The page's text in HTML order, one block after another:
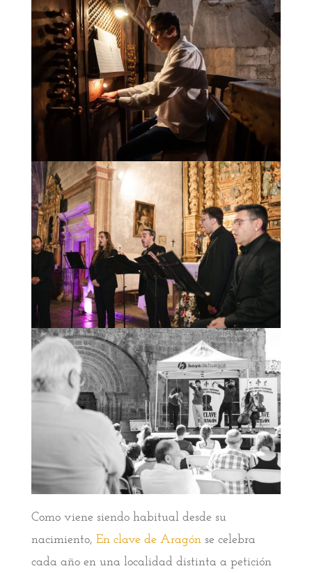
Como viene siendo habitual desde su
nacimiento, En clave de Aragónse celebra
cada año en una localidad distinta a petición